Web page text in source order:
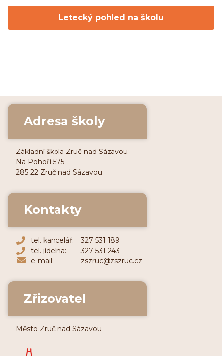
Letecký pohled na školu
Adresa školy
Základní škola Zruč nad Sázavou
Na Pohoří 575
285 22 Zruč nad Sázavou
Kontakty
tel. kancelář:
327 531 189
tel. jídelna:
327 531 243
e-mail:
zszruc@zszruc.cz
Zřizovatel
Město Zruč nad Sázavou